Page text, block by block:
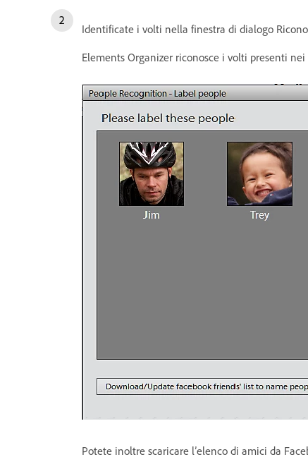
Identificate i volti nella finestra di dialogo
Elements Organizer riconosce i volti presenti
Potete inoltre scaricare l’elenco di amici da